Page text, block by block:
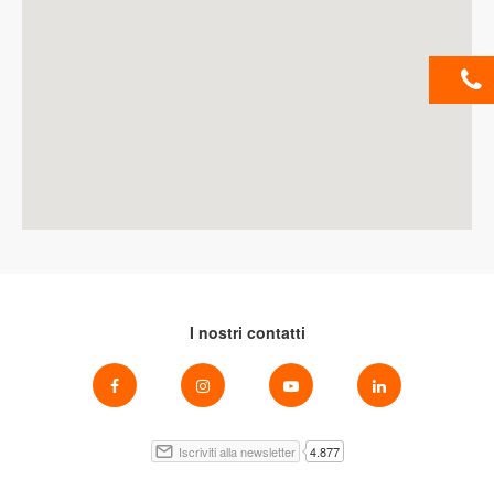
I nostri contatti